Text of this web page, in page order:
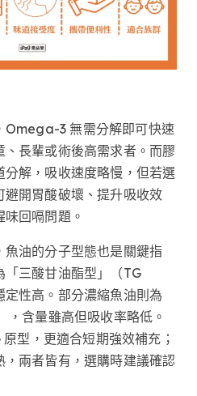
Omega-3 無需分解即可快速
、長輩或術後高需求者。而膠
分解，吸收速度略慢，但若選
避開胃酸破壞、提升吸收效
回嗝問題。
魚油的分子型態也是關鍵指
「三酸甘油酯型」（TG
定性高。部分濃縮魚油則為
，含量雖高但吸收率略低。
型，更適合短期強效補充；
兩者皆有，選購時建議確認